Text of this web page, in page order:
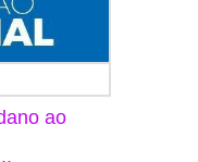
ao